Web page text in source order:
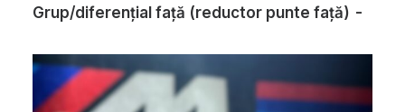
Grup/diferențial față (reductor punte față)